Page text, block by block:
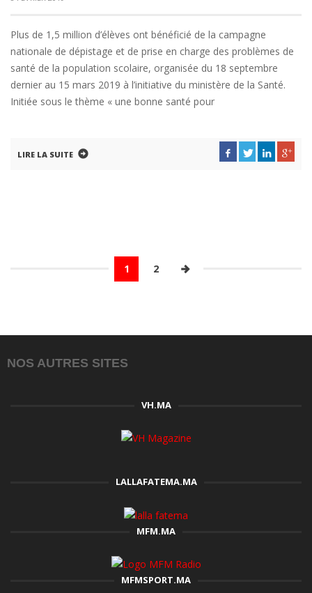
Plus de 1,5 million d’élèves ont bénéficié de la campagne
nationale de dépistage et de prise en charge des problèmes de
santé de la population scolaire, organisée du 18 septembre
dernier au 15 mars 2019 à l’initiative du ministère de la Santé.
Initiée sous le thème « une bonne santé pour
LIRE LA SUITE
1 2
NOS AUTRES SITES
VH.MA
LALLAFATEMA.MA
MFM.MA
MFMSPORT.MA